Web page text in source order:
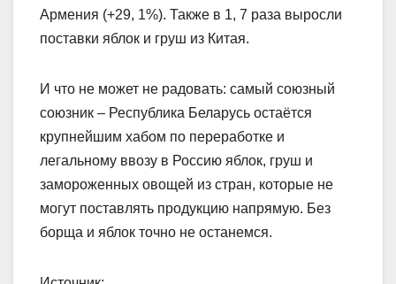
Армения (+29, 1%). Также в 1, 7 раза выросли
поставки яблок и груш из Китая.
И что не может не радовать: самый союзный
союзник – Республика Беларусь остаётся
крупнейшим хабом по переработке и
легальному ввозу в Россию яблок, груш и
замороженных овощей из стран, которые не
могут поставлять продукцию напрямую. Без
борща и яблок точно не останемся.